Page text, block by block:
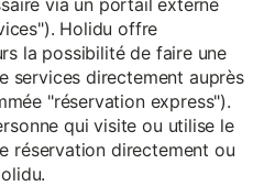
Holidu offre
la possibilité de faire une
services directement auprès
"réservation express").
qui visite ou utilise le
réservation directement ou